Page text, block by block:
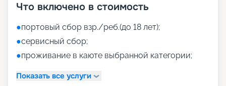
Что включено в стоимость
●портовый сбор взр./реб.(до 18 лет);
●сервисный сбор;
●проживание в каюте выбранной категории;
Показать все услуги